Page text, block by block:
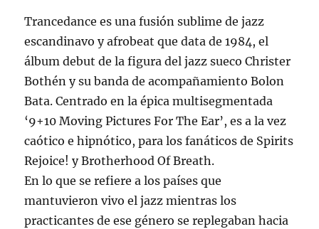
Trancedance es una fusión sublime de jazz
escandinavo y afrobeat que data de 1984, el
álbum debut de la figura del jazz sueco Christer
Bothén y su banda de acompañamiento Bolon
Bata. Centrado en la épica multisegmentada
‘9+10 Moving Pictures For The Ear’, es a la vez
caótico e hipnótico, para los fanáticos de Spirits
Rejoice! y Brotherhood Of Breath.
En lo que se refiere a los países que
mantuvieron vivo el jazz mientras los
practicantes de ese género se replegaban hacia